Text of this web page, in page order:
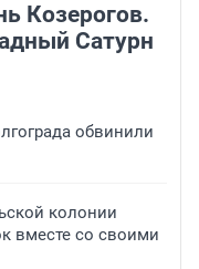
Козерогов.
Сатурн
обвинили
колонии
вместе со своими